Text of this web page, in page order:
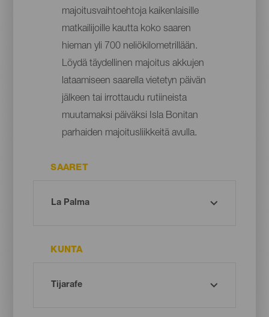
majoitusvaihtoehtoja kaikenlaisille
matkailijoille kautta koko saaren
hieman yli 700 neliökilometrillään.
Löydä täydellinen majoitus akkujen
lataamiseen saarella vietetyn päivän
jälkeen tai irrottaudu rutiineista
muutamaksi päiväksi Isla Bonitan
parhaiden majoitusliikkeitä avulla.
SAARET
KUNTA